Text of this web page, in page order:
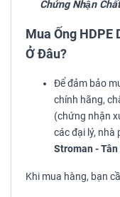
Chứng Nhận
Mua Ống HDPE
Ở Đâu?
Để đảm bảo
chính hãng,
(chứng nhận
các đại lý, nhà
Stroman -
Khi mua hàng, bạn